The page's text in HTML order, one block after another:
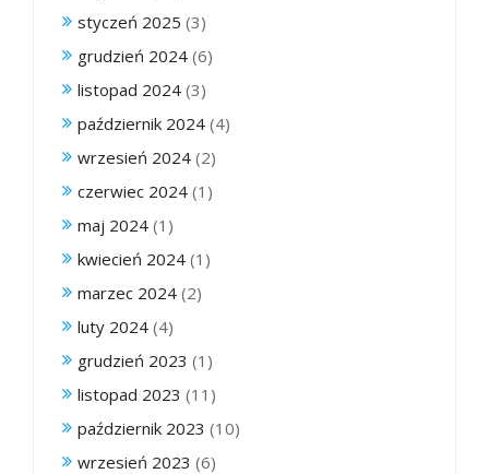
styczeń 2025 (3)
grudzień 2024 (6)
listopad 2024 (3)
październik 2024 (4)
wrzesień 2024 (2)
czerwiec 2024 (1)
maj 2024 (1)
kwiecień 2024 (1)
marzec 2024 (2)
luty 2024 (4)
grudzień 2023 (1)
listopad 2023 (11)
październik 2023 (10)
wrzesień 2023 (6)